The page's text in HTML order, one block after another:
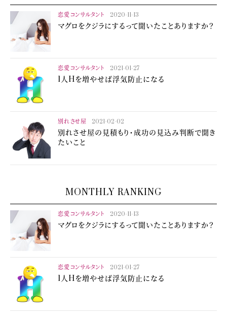
恋愛コンサルタント 2020-11-13
マグロをクジラにするって聞いたことありますか？
恋愛コンサルタント 2021-01-27
1人Hを増やせば浮気防止になる
別れさせ屋 2021-02-02
別れさせ屋の見積もり・成功の見込み判断で聞き
たいこと
MONTHLY RANKING
恋愛コンサルタント 2020-11-13
マグロをクジラにするって聞いたことありますか？
恋愛コンサルタント 2021-01-27
1人Hを増やせば浮気防止になる